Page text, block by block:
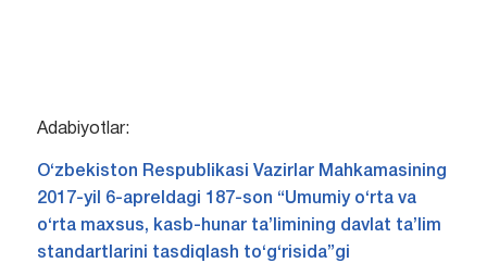
Adabiyotlar:
O‘zbekiston Respublikasi Vazirlar Mahkamasining
2017-yil 6-apreldagi 187-son “Umumiy o‘rta va
o‘rta maxsus, kasb-hunar ta’limining davlat ta’lim
standartlarini tasdiqlash to‘g‘risida”gi